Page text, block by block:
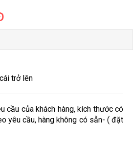
trở lên
cầu của khách hàng, kích thước có
yêu cầu, hàng không có sẵn- ( đặt